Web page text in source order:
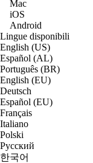
Mac
iOS
Android
Lingue disponibili
English (US)
Español (AL)
Português (BR)
English (EU)
Deutsch
Español (EU)
Français
Italiano
Polski
Русский
한국어